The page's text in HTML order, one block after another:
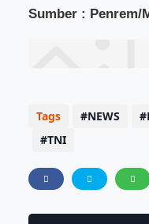
Sumber : Penrem/
Tags NEWS
TNI